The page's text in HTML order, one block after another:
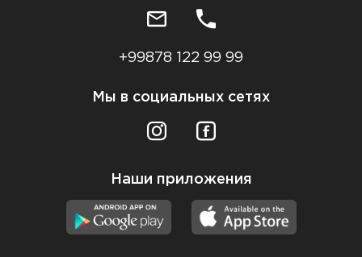
+99878 122 99 99
Мы в социальных сетях
Наши приложения